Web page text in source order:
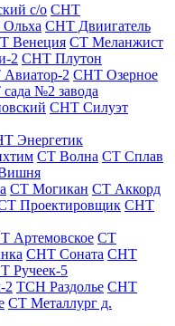
с/о СНТ
СНТ Двиигатель
Венеция СТ Меланжист
2 СНТ Плутон
2 СНТ Озерное
№2 завода
СНТ Силуэт
Энергетик
СТ Волна СТ Сплав
СТ Могикан СТ Аккорд
Проектировщик СНТ
Артемовское СТ
СНТ Соната СНТ
Ручеек-5
2 ТСН Раздолье СНТ
СТ Металлург д.